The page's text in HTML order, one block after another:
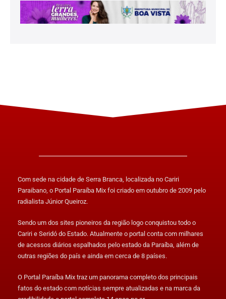
Com sede na cidade de Serra Branca, localizada no Cariri
Paraibano, o Portal Paraíba Mix foi criado em outubro de 2009 pelo
radialista Júnior Queiroz.
Sendo um dos sites pioneiros da região logo conquistou todo o
Cariri e Seridó do Estado. Atualmente o portal conta com milhares
de acessos diários espalhados pelo estado da Paraíba, além de
outras regiões do país e ainda em cerca de 8 países.
O Portal Paraíba Mix traz um panorama completo dos principais
fatos do estado com notícias sempre atualizadas e na marca da